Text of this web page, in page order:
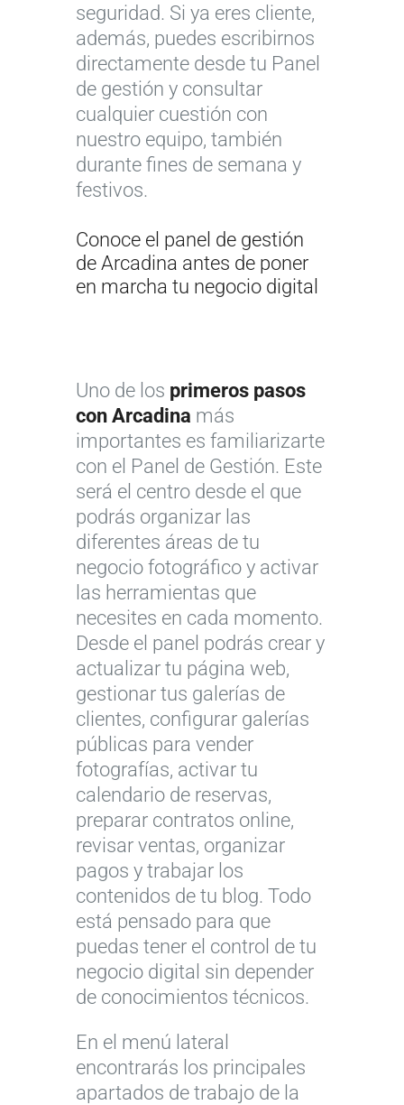
seguridad. Si ya eres cliente,
además, puedes escribirnos
directamente desde tu Panel
de gestión y consultar
cualquier cuestión con
nuestro equipo, también
durante fines de semana y
festivos.
Conoce el panel de gestión
de Arcadina antes de poner
en marcha tu negocio digital
Uno de los primeros pasos
con Arcadina más
importantes es familiarizarte
con el Panel de Gestión. Este
será el centro desde el que
podrás organizar las
diferentes áreas de tu
negocio fotográfico y activar
las herramientas que
necesites en cada momento.
Desde el panel podrás crear y
actualizar tu página web,
gestionar tus galerías de
clientes, configurar galerías
públicas para vender
fotografías, activar tu
calendario de reservas,
preparar contratos online,
revisar ventas, organizar
pagos y trabajar los
contenidos de tu blog. Todo
está pensado para que
puedas tener el control de tu
negocio digital sin depender
de conocimientos técnicos.
En el menú lateral
encontrarás los principales
apartados de trabajo de la